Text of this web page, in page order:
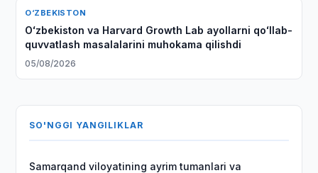
O‘ZBEKISTON
Oʻzbekiston va Harvard Growth Lab ayollarni qoʻllab-
quvvatlash masalalarini muhokama qilishdi
05/08/2026
SO'NGGI YANGILIKLAR
Samarqand viloyatining ayrim tumanlari va